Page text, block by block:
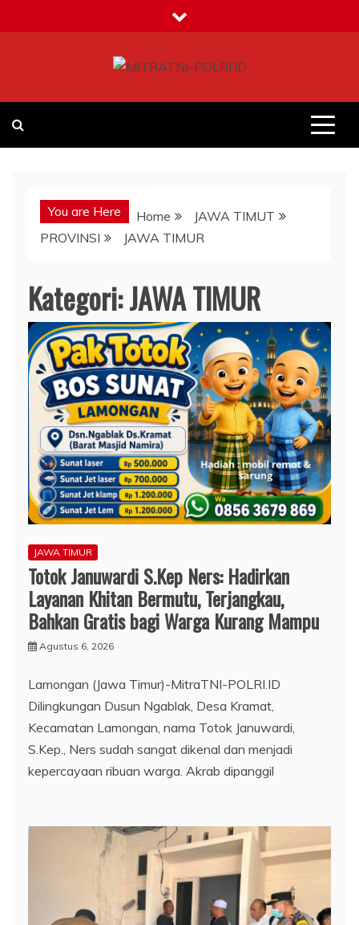
to
You are Here Home
JAWA TIMUT
PROVINSI
JAWA TIMUR
Kategori:JAWA TIMUR
JAWA TIMUR
Totok Januwardi S.Kep Ners: Hadirkan
Layanan Khitan Bermutu, Terjangkau,
Bahkan Gratis bagi Warga Kurang Mampu
Agustus 6, 2026
Lamongan (Jawa Timur)-MitraTNI-POLRI.ID
Dilingkungan Dusun Ngablak, Desa Kramat,
Kecamatan Lamongan, nama Totok Januwardi,
S.Kep., Ners sudah sangat dikenal dan menjadi
kepercayaan ribuan warga. Akrab dipanggil